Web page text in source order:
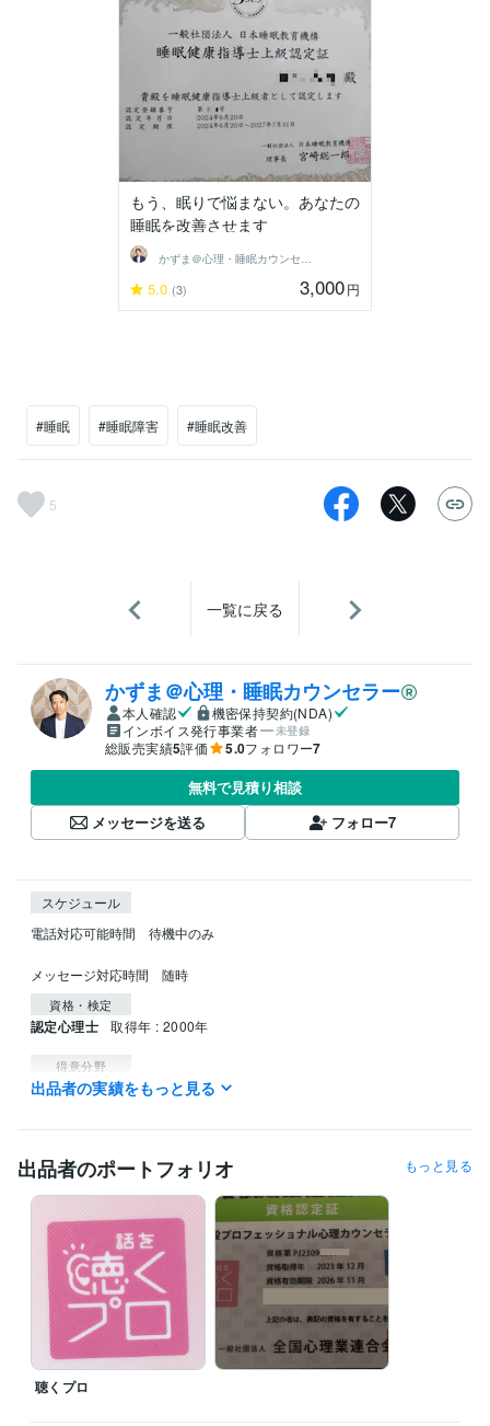
もう、眠りで悩まない。あなたの
睡眠を改善させます
5.0 (3) 3,000円
#睡眠 #睡眠障害 #睡眠改善
5
一覧に戻る
かずま＠心理・睡眠カウンセラー
本人確認
機密保持契約(NDA)
インボイス発行事業者
未登録
総販売実績5評価 5.0フォロワー7
無料で見積り相談
メッセージを送る
フォロー7
スケジュール
電話対応可能時間　待機中のみ
メッセージ対応時間　随時
資格・検定
認定心理士 取得年 : 2000年
得意分野
悩み相談・カウンセリング 心理カウンセリング
悩み相談・カウンセリング 睡眠についての相談
出品者の実績をもっと見る
出品者のポートフォリオ もっと見る
聴くプロ